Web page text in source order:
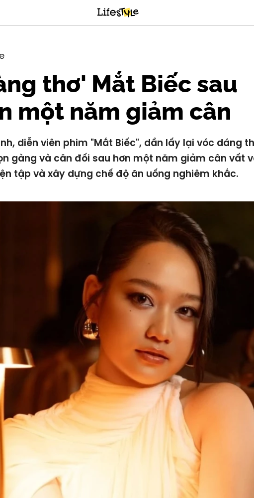
thơ' Mắt Biếc sau
một năm giảm cân
diễn viên phim "Mắt Biếc", dần lấy lại vóc dáng
gàng và cân đối sau hơn một năm giảm cân vất
tập và xây dựng chế độ ăn uống nghiêm khắc.